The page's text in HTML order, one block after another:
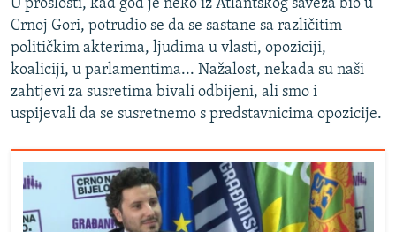
U prošlosti, kad god je neko iz Atlantskog saveza bio u
Crnoj Gori, potrudio se da se sastane sa različitim
političkim akterima, ljudima u vlasti, opoziciji,
koaliciji, u parlamentima... Nažalost, nekada su naši
zahtjevi za susretima bivali odbijeni, ali smo i
uspijevali da se susretnemo s predstavnicima opozicije.